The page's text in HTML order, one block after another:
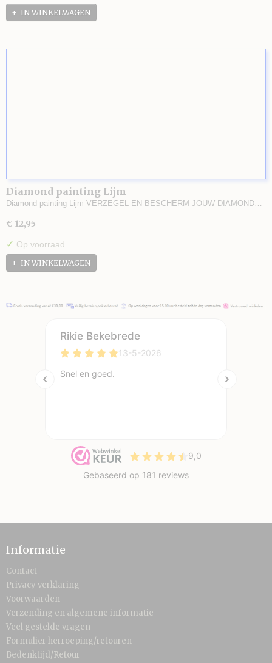
IN WINKELWAGEN
Diamond painting Lijm
Diamond painting Lijm VERZEGEL EN BESCHERM JOUW DIAMOND…
€ 12,95
✓ Op voorraad
IN WINKELWAGEN
Informatie
Contact
Privacy verklaring
Voorwaarden
Verzending en algemene informatie
Veel gestelde vragen
Formulier herroeping/retouren
Bedenktijd/Retour